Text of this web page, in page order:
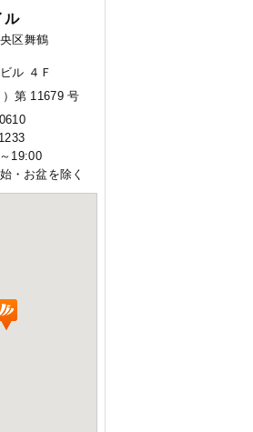
ル
区舞鶴
ル ４Ｆ
第 11679 号
19:00
・お盆を除く